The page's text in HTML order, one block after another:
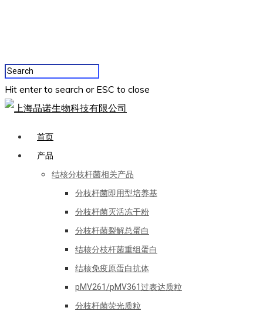
Hit enter to search or ESC to close
首页
产品
结核分枝杆菌相关产品
分枝杆菌即用型培养基
分枝杆菌灭活冻干粉
分枝杆菌裂解总蛋白
结核分枝杆菌重组蛋白
结核免疫原蛋白抗体
pMV261/pMV361过表达质粒
分枝杆菌荧光质粒